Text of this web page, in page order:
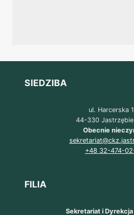
SIEDZIBA
ul. Harcerska
44-330
Obecnie
+48 32-474-
FILIA
Sekretariat i